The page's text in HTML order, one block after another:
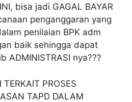
bisa jadi GAGAL BAYAR
penganggaran yang
penilaian BPK adm
baik sehingga dapat
ADMINISTRASI nya???
PROSES
TAPD DALAM